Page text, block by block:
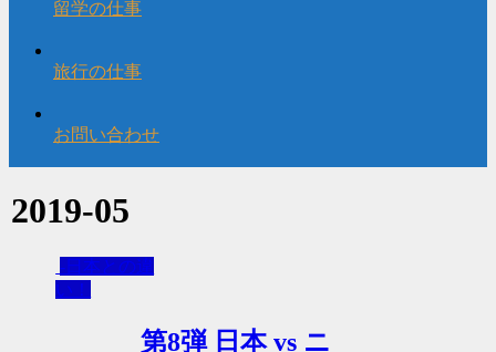
留学の仕事
旅行の仕事
お問い合わせ
2019-05
-日本との違
い！
第8弾 日本 vs ニ